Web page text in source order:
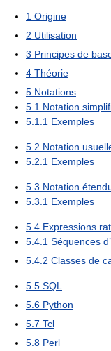
1 Origine
2 Utilisation
3 Principes de
4 Théorie
5 Notations
5.1 Notation
5.1.1 Exemples
5.2 Notation
5.2.1 Exemples
5.3 Notation
5.3.1 Exemples
5.4 Expressions
5.4.1 Séquences
5.4.2 Classes de
5.5 SQL
5.6 Python
5.7 Tcl
5.8 Perl